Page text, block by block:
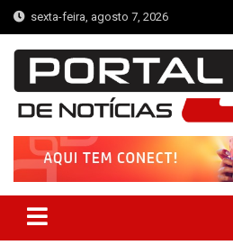
Skip
to
content
sexta-feira, agosto 7, 2026
Portal de
Notícias de Simplício Mendes e